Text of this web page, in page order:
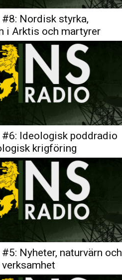
#8: Nordisk styrka,
i Arktis och martyrer
#6: Ideologisk poddradio
krigföring
Nyheter, naturvärn och